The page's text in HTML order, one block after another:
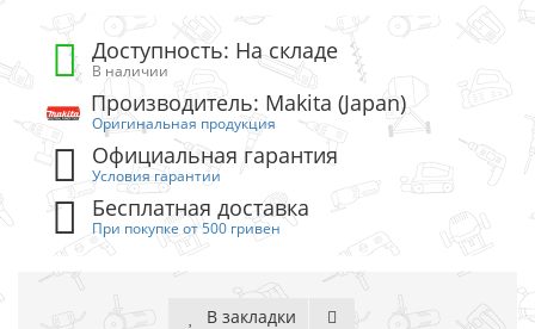
Доступность: На складе
В наличии
Производитель: Makita (Japan)
Оригинальная продукция
Официальная гарантия
Условия гарантии
Бесплатная доставка
При покупке от 500 гривен
В закладки